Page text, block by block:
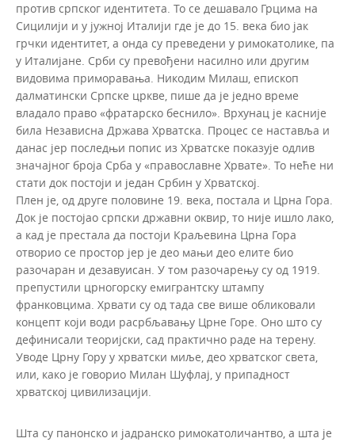
против српског идентитета. То се дешавало Грцима на
Сицилији и у јужној Италији где је до 15. века био јак
грчки идентитет, а онда су преведени у римокатолике, па
у Италијане. Срби су превођени насилно или другим
видовима приморавања. Никодим Милаш, епископ
далматински Српске цркве, пише да је једно време
владало право «фратарско беснило». Врхунац је касније
била Независна Држава Хрватска. Процес се наставља и
данас јер последњи попис из Хрватске показује одлив
значајног броја Срба у «православне Хрвате». То неће ни
стати док постоји и један Србин у Хрватској.
Плен је, од друге половине 19. века, постала и Црна Гора.
Док је постојао српски државни оквир, то није ишло лако,
а кад је престала да постоји Краљевина Црна Гора
отворио се простор јер је део мањи део елите био
разочаран и дезавуисан. У том разочарењу су од 1919.
препустили црногорску емигрантску штампу
франковцима. Хрвати су од тада све више обликовали
концепт који води расрбљавању Црне Горе. Оно што су
дефинисали теоријски, сад практично раде на терену.
Уводе Црну Гору у хрватски миље, део хрватског света,
или, како је говорио Милан Шуфлај, у припадност
хрватској цивилизацији.
Шта су панонско и јадранско римокатоличантво, а шта је